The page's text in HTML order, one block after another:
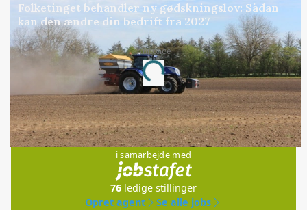
Folketinget behandler ny gødskningslov: Sådan
kan den ændre din bedrift fra 2027
Annonce
Loading...
Jobs
i samarbejde med
76 ledige stillinger
Opret agent
Se alle jobs